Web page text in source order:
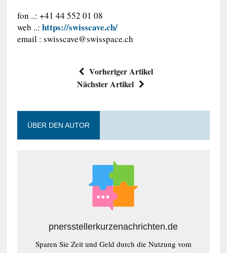
fon ..: +41 44 552 01 08
web ..: https://swisscave.ch/
email : swisscave@swisspace.ch
Vorheriger Artikel
Nächster Artikel
ÜBER DEN AUTOR
pnersstellerkurzenachrichten.de
Sparen Sie Zeit und Geld durch die Nutzung vom